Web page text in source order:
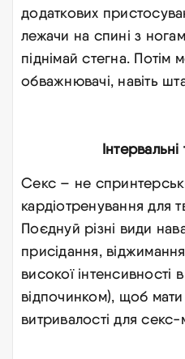
додаткових
лежачи на спині з
піднімай стегна. Потім
обважнювачі, навіть
Секс – не
кардіотренування для
Поєднуй різні види
присідання,
високої інтенсивності
відпочинком), щоб
витривалості для